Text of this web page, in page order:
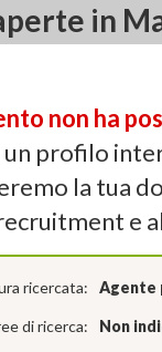
in
non ha
profilo
la tua
e
ricercata: Agente
di ricerca: Non